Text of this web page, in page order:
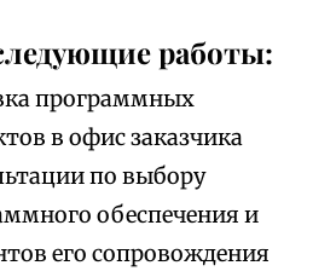
работы:
программных
в офис заказчика
по выбору
обеспечения и
его сопровождения